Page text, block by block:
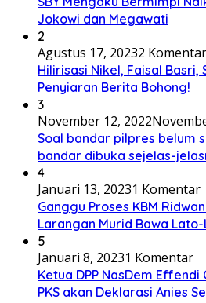
Jokowi dan Megawati
2
Agustus 17, 20232 Komentar
Hilirisasi Nikel, Faisal Basri,
Penyiaran Berita Bohong!
3
November 12, 2022
Soal bandar pilpres belum
bandar dibuka sejelas-
4
Januari 13, 20231 Komentar
Ganggu Proses KBM
Larangan Murid Bawa
5
Januari 8, 20231 Komentar
Ketua DPP NasDem
PKS akan Deklarasi Anies